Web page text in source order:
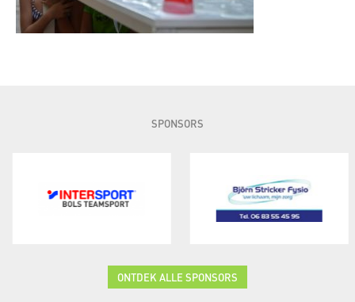
SPONSORS
ONTDEK ALLE SPONSORS